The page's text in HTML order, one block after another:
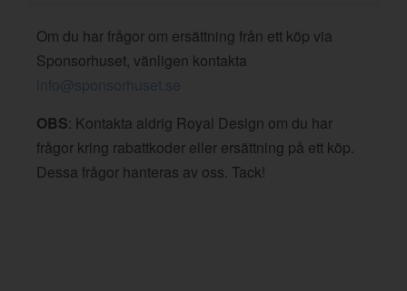
Om du har frågor om ersättning från ett köp via
Sponsorhuset, vänligen kontakta
info@sponsorhuset.se
OBS: Kontakta aldrig Royal Design om du har
frågor kring rabattkoder eller ersättning på ett köp.
Dessa frågor hanteras av oss. Tack!